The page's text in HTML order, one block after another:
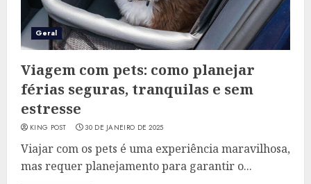
Geral
Viagem com pets: como planejar
férias seguras, tranquilas e sem
estresse
KING POST 30 DE JANEIRO DE 2025
Viajar com os pets é uma experiência maravilhosa,
mas requer planejamento para garantir o...